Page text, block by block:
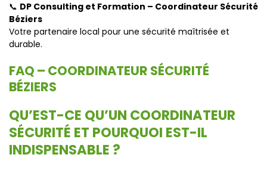
📞 DP Consulting et Formation – Coordinateur Sécurité
Béziers
Votre partenaire local pour une sécurité maîtrisée et
durable.
FAQ – COORDINATEUR SÉCURITÉ
BÉZIERS
QU’EST-CE QU’UN COORDINATEUR
SÉCURITÉ ET POURQUOI EST-IL
INDISPENSABLE ?